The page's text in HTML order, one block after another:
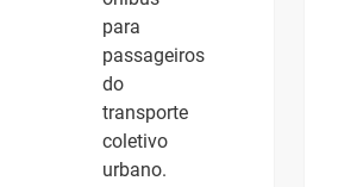
para
passageiros
do
transporte
coletivo
urbano.